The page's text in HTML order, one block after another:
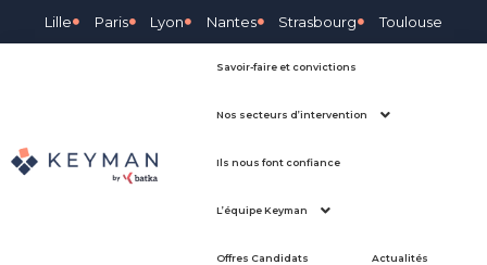
Lille Paris Lyon Nantes Strasbourg Toulouse
Savoir-faire et convictions
Nos secteurs d’intervention
Ils nous font confiance
L’équipe Keyman
Offres Candidats Actualités